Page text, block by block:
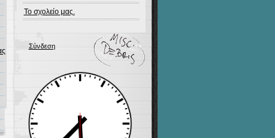
Το σχολείο μας.
Σύνδεση